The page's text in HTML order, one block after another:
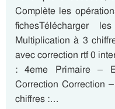
Complète les
fichesTélécharger
Multiplication à 3
avec correction rtf 0
: 4eme Primaire –
Correction Correction
chiffres :…